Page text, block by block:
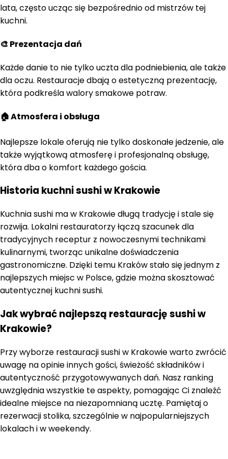
lata, często ucząc się bezpośrednio od mistrzów tej
kuchni.
🎨 Prezentacja dań
Każde danie to nie tylko uczta dla podniebienia, ale także
dla oczu. Restauracje dbają o estetyczną prezentację,
która podkreśla walory smakowe potraw.
🏠 Atmosfera i obsługa
Najlepsze lokale oferują nie tylko doskonałe jedzenie, ale
także wyjątkową atmosferę i profesjonalną obsługę,
która dba o komfort każdego gościa.
Historia kuchni sushi w Krakowie
Kuchnia sushi ma w Krakowie długą tradycję i stale się
rozwija. Lokalni restauratorzy łączą szacunek dla
tradycyjnych receptur z nowoczesnymi technikami
kulinarnymi, tworząc unikalne doświadczenia
gastronomiczne. Dzięki temu Kraków stało się jednym z
najlepszych miejsc w Polsce, gdzie można skosztować
autentycznej kuchni sushi.
Jak wybrać najlepszą restaurację sushi w
Krakowie?
Przy wyborze restauracji sushi w Krakowie warto zwrócić
uwagę na opinie innych gości, świeżość składników i
autentyczność przygotowywanych dań. Nasz ranking
uwzględnia wszystkie te aspekty, pomagając Ci znaleźć
idealne miejsce na niezapomnianą ucztę. Pamiętaj o
rezerwacji stolika, szczególnie w najpopularniejszych
lokalach i w weekendy.